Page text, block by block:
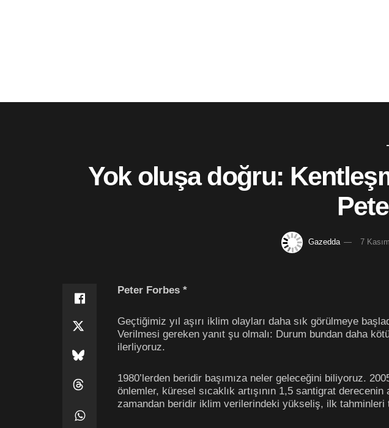
Yok oluşa doğru:
Gazedda 7
Peter Forbes *
Geçtiğimiz yıl aşırı iklim olayları daha sık görülmeye
Verilmesi gereken yanıt şu olmalı: Durum bundan daha
ilerliyoruz.
1980’lerden beridir başımıza neler geleceğini biliyoruz.
önlemler, küresel sıcaklık artışının 1,5 santigrat
zamandan beridir iklim verilerindeki yükseliş, ilk